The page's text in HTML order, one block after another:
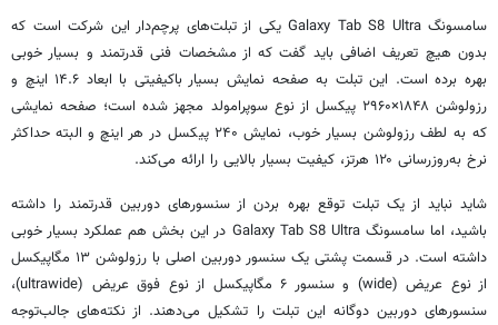
سامسونگ Galaxy Tab S8 Ultra یکی از تبلت‌های پرچم‌دار این شرکت است که
بدون هیچ تعریف اضافی باید گفت که از مشخصات فنی قدرتمند و بسیار خوبی
بهره برده است. این تبلت به صفحه نمایش بسیار باکیفیتی با ابعاد ۱۴.۶ اینچ و
رزولوشن ۱۸۴۸×۲۹۶۰ پیکسل از نوع سوپرامولد مجهز شده است؛ صفحه نمایشی
که به لطف رزولوشن بسیار خوب، نمایش ۲۴۰ پیکسل در هر اینچ و البته حداکثر
نرخ به‌روزرسانی ۱۲۰ هرتز، کیفیت بسیار بالایی را ارائه می‌کند.
شاید نباید از یک تبلت توقع بهره بردن از سنسورهای دوربین قدرتمند را داشته
باشید، اما سامسونگ Galaxy Tab S8 Ultra در این بخش هم عملکرد بسیار خوبی
داشته است. در قسمت پشتی یک سنسور دوربین اصلی با رزولوشن ۱۳ مگاپیکسل
از نوع عریض (wide) و سنسور ۶ مگاپیکسل از نوع فوق عریض (ultrawide)،
سنسورهای دوربین دوگانه این تبلت را تشکیل می‌دهند. از نکته‌های جالب‌توجه